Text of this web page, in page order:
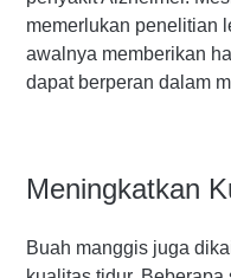
memerlukan penelitian
awalnya memberikan
dapat berperan dalam
Meningkatkan
Buah manggis juga